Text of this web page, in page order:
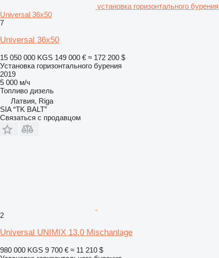
установка горизонтального бурения
Universal 36x50
7
Universal 36x50
15 050 000 KGS 149 000 € ≈ 172 200 $
Установка горизонтального бурения
2019
5 000 м/ч
Топливо дизель
Латвия, Riga
SIA “TK BALT”
Связаться с продавцом
2
Universal UNIMIX 13.0 Mischanlage
980 000 KGS 9 700 € ≈ 11 210 $